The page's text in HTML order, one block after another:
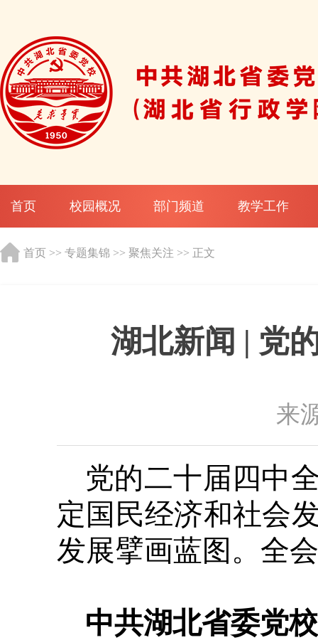
首页 校园概况 部门频道 教学工作
首页 >> 专题集锦 >> 聚焦关注 >> 正文
湖北新闻 | 党
来
党的二十届四中
定国民经济和社会
发展擘画蓝图。全
中共湖北省委党